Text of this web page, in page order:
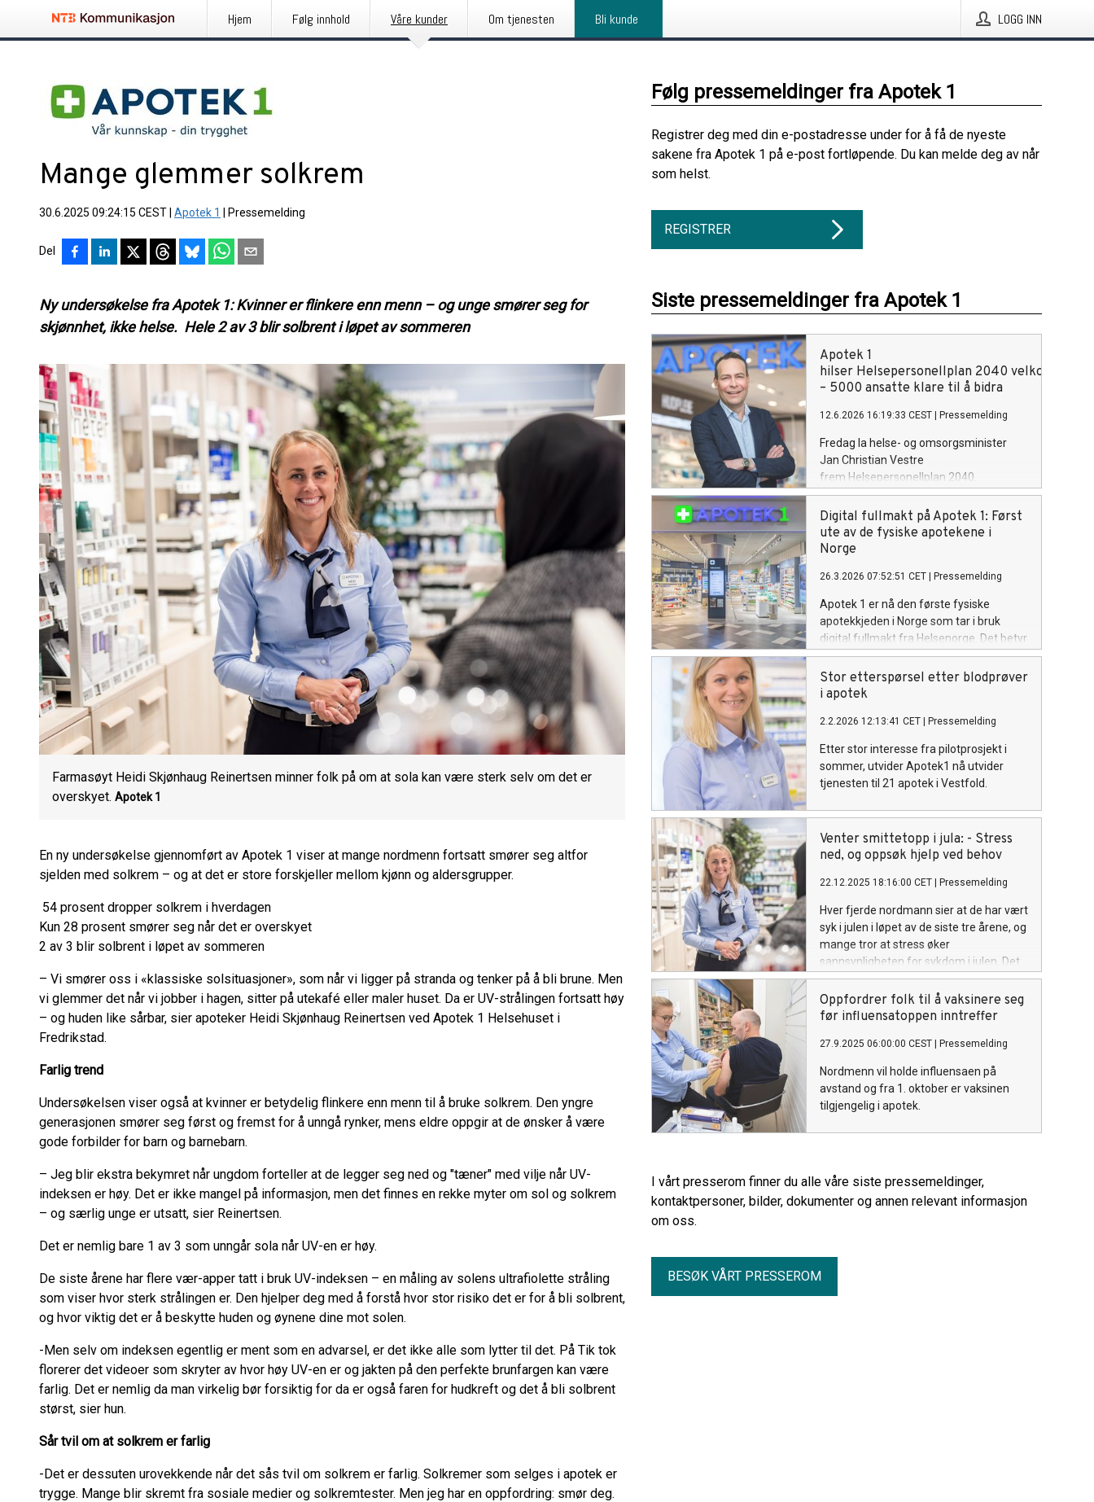
Hjem Følg innhold Våre kunder Om tjenesten Bli kunde LOGG INN
Mange glemmer solkrem
30.6.2025 09:24:15 CEST Apotek 1 Pressemelding
Del
Ny undersøkelse fra Apotek 1: Kvinner er flinkere enn menn – og unge smører seg for
skjønnhet, ikke helse. Hele 2 av 3 blir solbrent i løpet av sommeren
Farmasøyt Heidi Skjønhaug Reinertsen minner folk på om at sola kan være sterk selv om det er
overskyet. Apotek 1
En ny undersøkelse gjennomført av Apotek 1 viser at mange nordmenn fortsatt smører seg altfor
sjelden med solkrem – og at det er store forskjeller mellom kjønn og aldersgrupper.
54 prosent dropper solkrem i hverdagen
Kun 28 prosent smører seg når det er overskyet
2 av 3 blir solbrent i løpet av sommeren
– Vi smører oss i «klassiske solsituasjoner», som når vi ligger på stranda og tenker på å bli brune. Men
vi glemmer det når vi jobber i hagen, sitter på utekafé eller maler huset. Da er UV-strålingen fortsatt høy
– og huden like sårbar, sier apoteker Heidi Skjønhaug Reinertsen ved Apotek 1 Helsehuset i
Fredrikstad.
Farlig trend
Undersøkelsen viser også at kvinner er betydelig flinkere enn menn til å bruke solkrem. Den yngre
generasjonen smører seg først og fremst for å unngå rynker, mens eldre oppgir at de ønsker å være
gode forbilder for barn og barnebarn.
– Jeg blir ekstra bekymret når ungdom forteller at de legger seg ned og "tæner" med vilje når UV-
indeksen er høy. Det er ikke mangel på informasjon, men det finnes en rekke myter om sol og solkrem
– og særlig unge er utsatt, sier Reinertsen.
Det er nemlig bare 1 av 3 som unngår sola når UV-en er høy.
De siste årene har flere vær-apper tatt i bruk UV-indeksen – en måling av solens ultrafiolette stråling
som viser hvor sterk strålingen er. Den hjelper deg med å forstå hvor stor risiko det er for å bli solbrent,
og hvor viktig det er å beskytte huden og øynene dine mot solen.
-Men selv om indeksen egentlig er ment som en advarsel, er det ikke alle som lytter til det. På Tik tok
florerer det videoer som skryter av hvor høy UV-en er og jakten på den perfekte brunfargen kan være
farlig. Det er nemlig da man virkelig bør forsiktig for da er også faren for hudkreft og det å bli solbrent
størst, sier hun.
Sår tvil om at solkrem er farlig
-Det er dessuten urovekkende når det sås tvil om solkrem er farlig. Solkremer som selges i apotek er
trygge. Mange blir skremt fra sosiale medier og solkremtester. Men jeg har en oppfordring: smør deg.
Følg pressemeldinger fra Apotek 1
Registrer deg med din e-postadresse under for å få de nyeste
sakene fra Apotek 1 på e-post fortløpende. Du kan melde deg av når
som helst.
REGISTRER
Siste pressemeldinger fra Apotek 1
Apotek 1
hilser Helsepersonellplan 2040 velkommen:
– 5000 ansatte klare til å bidra
12.6.2026 16:19:33 CEST Pressemelding
Fredag la helse- og omsorgsminister
Jan Christian Vestre
frem Helsepersonellplan 2040.
Planen varsler helsetjenester i apotek og
utvidet rekvireringsrett for farmasøyter
til å sette vaksiner. Apotek 1,
landets største apotekkjede med
000 ansatte, ser på dette som et svært
positivt signal.
Digital fullmakt på Apotek 1: Først
ute av de fysiske apotekene i
Norge
26.3.2026 07:52:51 CET Pressemelding
Apotek 1 er nå den første fysiske
apotekkjeden i Norge som tar i bruk
digital fullmakt fra Helsenorge. Det betyr
at pårørende og andre som henter
reseptmedisiner på vegne av noen, ikke
lenger trenger papirfullmakt eller kopi av
Stor etterspørsel etter blodprøver
i apotek
2.2.2026 12:13:41 CET Pressemelding
Etter stor interesse fra pilotprosjekt i
sommer, utvider Apotek1 nå utvider
tjenesten til 21 apotek i Vestfold.
Venter smittetopp i jula: - Stress
ned, og oppsøk hjelp ved behov
22.12.2025 18:16:00 CET Pressemelding
Hver fjerde nordmann sier at de har vært
syk i julen i løpet av de siste tre årene, og
mange tror at stress øker
sannsynligheten for sykdom i julen. Det
viser en fersk undersøkelse Respons
Analyse har gjennomført på vegne av
Norges største apotekkjede, Apotek 1.
Oppfordrer folk til å vaksinere seg
før influensatoppen inntreffer
27.9.2025 06:00:00 CEST Pressemelding
Nordmenn vil holde influensaen på
avstand og fra 1. oktober er vaksinen
tilgjengelig i apotek.
I vårt presserom finner du alle våre siste pressemeldinger,
kontaktpersoner, bilder, dokumenter og annen relevant informasjon
om oss.
BESØK VÅRT PRESSEROM